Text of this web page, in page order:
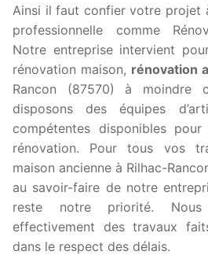
Ainsi il faut confier votre projet
professionnelle comme
Notre entreprise intervient
rénovation maison, rénovation
Rancon (87570) à moindre
disposons des équipes
compétentes disponibles
rénovation. Pour tous vos
maison ancienne à Rilhac-
au savoir-faire de notre
reste notre priorité. Nous
effectivement des travaux
dans le respect des délais.